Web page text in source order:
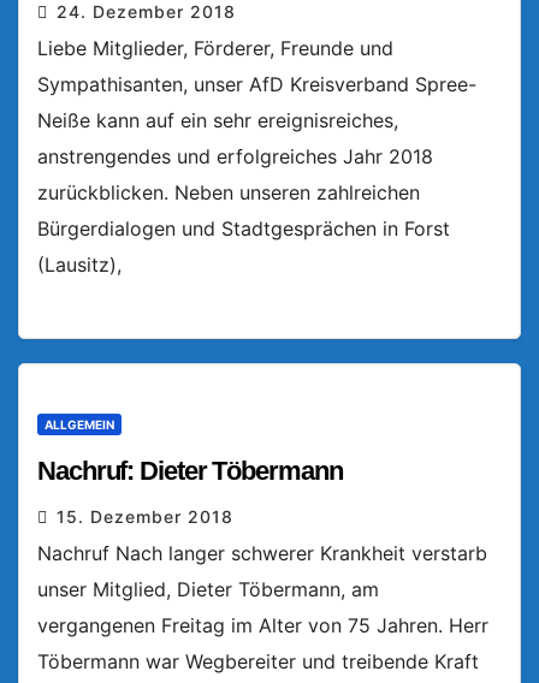
24. Dezember 2018
Liebe Mitglieder, Förderer, Freunde und
Sympathisanten, unser AfD Kreisverband Spree-
Neiße kann auf ein sehr ereignisreiches,
anstrengendes und erfolgreiches Jahr 2018
zurückblicken. Neben unseren zahlreichen
Bürgerdialogen und Stadtgesprächen in Forst
(Lausitz),
ALLGEMEIN
Nachruf: Dieter Töbermann
15. Dezember 2018
Nachruf Nach langer schwerer Krankheit verstarb
unser Mitglied, Dieter Töbermann, am
vergangenen Freitag im Alter von 75 Jahren. Herr
Töbermann war Wegbereiter und treibende Kraft